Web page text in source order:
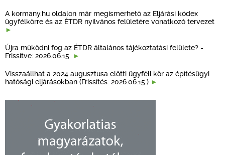
A kormany.hu oldalon már megismerhető az Eljárási kódex
ügyfélkörre és az ÉTDR nyilvános felületére vonatkozó tervezet
Újra működni fog az ÉTDR általános tájékoztatási felülete? -
Frissítve: 2026.06.15.
Visszaállhat a 2024 augusztusa előtti ügyféli kör az építésügyi
hatósági eljárásokban (Frissítés: 2026.06.15.)